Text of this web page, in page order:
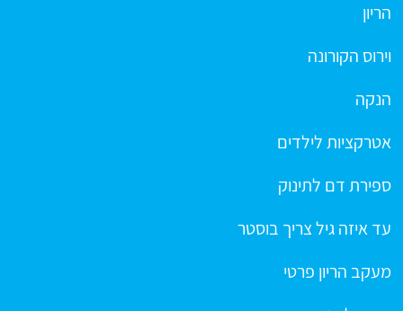
הריון
וירוס הקורונה
הנקה
אטרקציות לילדים
ספירת דם לתינוק
עד איזה גיל צריך בוסטר
מעקב הריון פרטי